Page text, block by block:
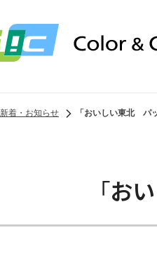
新着・お知らせ 「おいしい東北 パ
「お